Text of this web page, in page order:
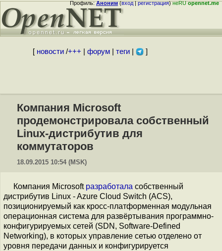
Профиль:Аноним(вход|регистрация)неRUopennet.me
[ новости/+++ форум| теги| ]
Компания Microsoft
продемонстрировала собственный
Linux-дистрибутив для
коммутаторов
18.09.2015 10:54 (MSK)
Компания Microsoft разработала собственный
дистрибутив Linux - Azure Cloud Switch (ACS),
позиционируемый как кросс-платформенная модульная
операционная система для развёртывания программно-
конфигурируемых сетей (SDN, Software-Defined
Networking), в которых управление сетью отделено от
уровня передачи данных и конфигурируется